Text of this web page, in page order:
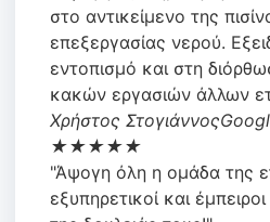
στο αντικείμενο της
επεξεργασίας νερού.
εντοπισμό και στη
κακών εργασιών άλλων
Χρήστος Στογιάννος
★★★★★
"Άψογη όλη η ομάδα της
εξυπηρετικοί και